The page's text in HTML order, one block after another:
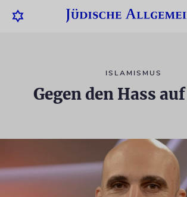
ISLAMISMUS
Gegen den Hass